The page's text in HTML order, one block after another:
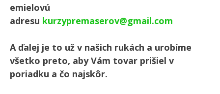
emielovú
adresu kurzypremaserov@gmail.com
A ďalej je to už v našich rukách a urobíme
všetko preto, aby Vám tovar prišiel v
poriadku a čo najskôr.